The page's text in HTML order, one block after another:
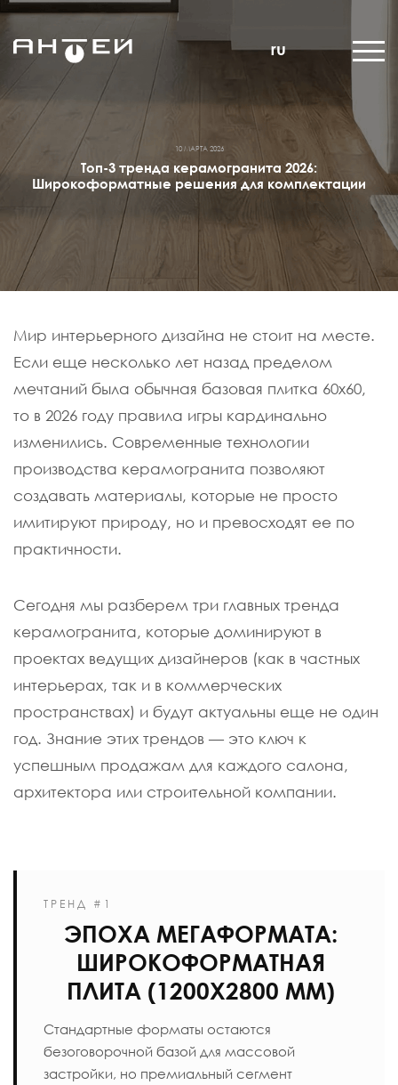
ru
10 МАРТА 2026
Топ-3 тренда керамогранита 2026:
Широкоформатные решения для комплектации
Мир интерьерного дизайна не стоит на месте.
Если еще несколько лет назад пределом
мечтаний была обычная базовая плитка 60х60,
то в 2026 году правила игры кардинально
изменились. Современные технологии
производства керамогранита позволяют
создавать материалы, которые не просто
имитируют природу, но и превосходят ее по
практичности.
Сегодня мы разберем три главных тренда
керамогранита, которые доминируют в
проектах ведущих дизайнеров (как в частных
интерьерах, так и в коммерческих
пространствах) и будут актуальны еще не один
год. Знание этих трендов — это ключ к
успешным продажам для каждого салона,
архитектора или строительной компании.
ТРЕНД #1
ЭПОХА МЕГАФОРМАТА:
ШИРОКОФОРМАТНАЯ
ПЛИТА (1200Х2800 ММ)
Стандартные форматы остаются
безоговорочной базой для массовой
застройки, но премиальный сегмент